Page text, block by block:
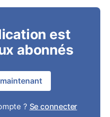
est
abonnés
? Se connecter